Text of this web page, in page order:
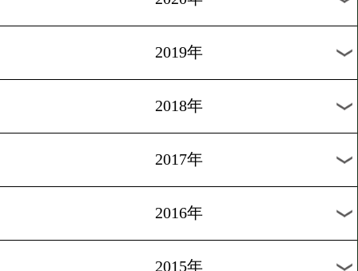
2026年
2025年
2024年
2023年